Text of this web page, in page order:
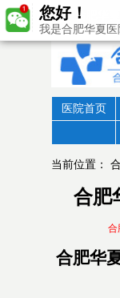
医院首页
当前位置：
合肥
合
合肥华
您好！
我是合肥华夏